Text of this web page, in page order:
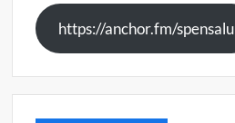
https://anchor.fm/spensalu